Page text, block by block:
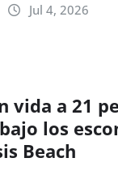
Jul 4, 2026
vida a 21
los
Beach